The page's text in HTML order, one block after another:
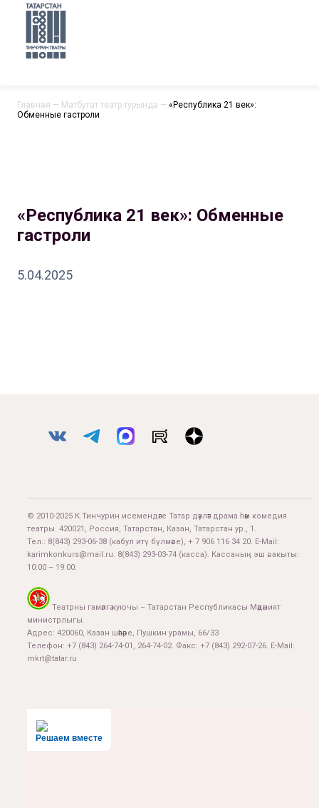
Главная — Матбугат театр турында — «Республика 21 век»:
Обменные гастроли
«Республика 21 век»: Обменные
гастроли
5.04.2025
© 2010-2025 К.Тинчурин исемендәге Татар дәүләт драма һәм комедия
театры. 420021, Россия, Татарстан, Казан, Татарстан ур., 1.
Тел.: 8(843) 293-06-38 (кабул итү бүлмәсе), + 7 906 116 34 20. E-Mail:
karimkonkurs@mail.ru. 8(843) 293-03-74 (касса). Кассаның эш вакыты:
10:00 – 19:00.
Театрны гамәлгә куючы – Татарстан Республикасы Мәдәният
министрлыгы.
Адрес: 420060, Казан шәһәре, Пушкин урамы, 66/33
Телефон: +7 (843) 264-74-01, 264-74-02. Факс: +7 (843) 292-07-26. E-Mail:
mkrt@tatar.ru
Решаем вместе